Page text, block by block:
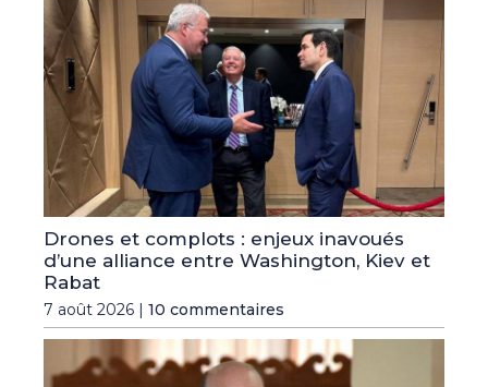
Drones et complots : enjeux inavoués
d’une alliance entre Washington, Kiev et
Rabat
7 août 2026 | 10 commentaires